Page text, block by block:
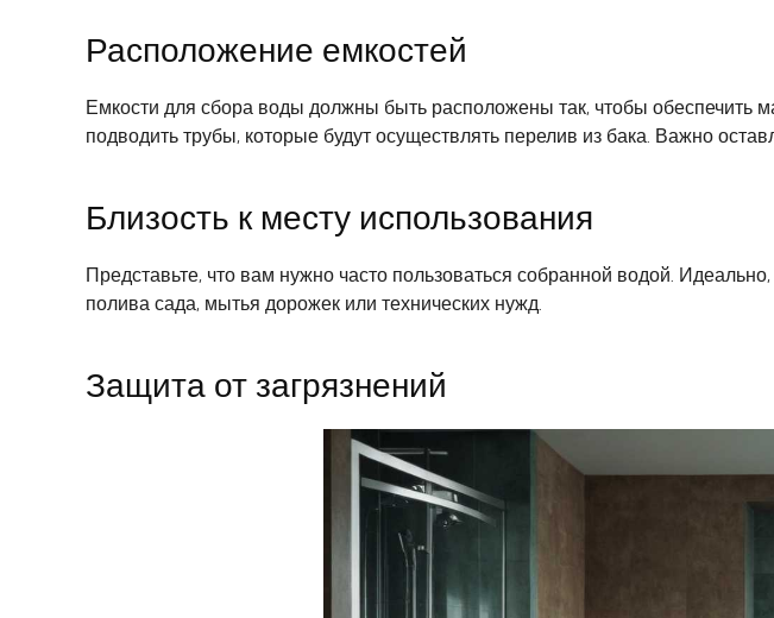
Расположение емкостей
Емкости для сбора воды должны быть расположены так, чтобы обеспечить
подводить трубы, которые будут осуществлять перелив из бака. Важно
Близость к месту использования
Представьте, что вам нужно часто пользоваться собранной водой.
полива сада, мытья дорожек или технических нужд.
Защита от загрязнений